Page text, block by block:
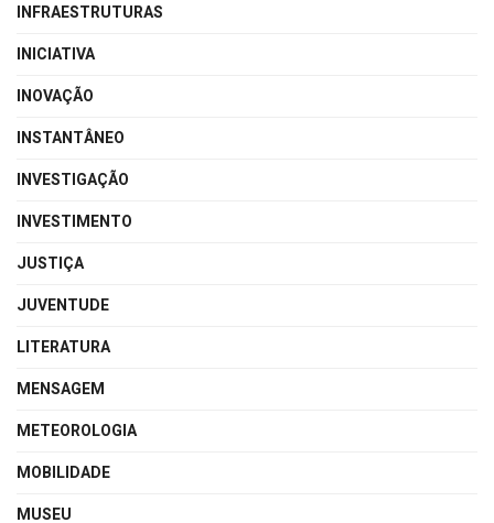
INFRAESTRUTURAS
INICIATIVA
INOVAÇÃO
INSTANTÂNEO
INVESTIGAÇÃO
INVESTIMENTO
JUSTIÇA
JUVENTUDE
LITERATURA
MENSAGEM
METEOROLOGIA
MOBILIDADE
MUSEU